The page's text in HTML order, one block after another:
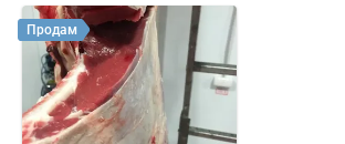
Продам